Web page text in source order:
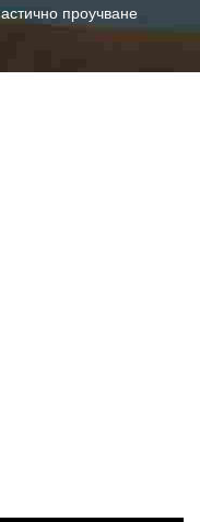
проучване